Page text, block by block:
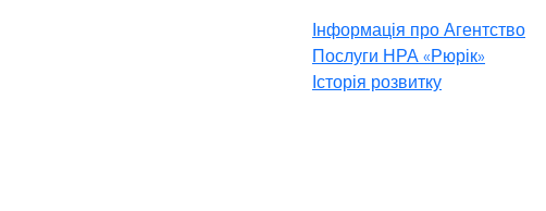
Інформація про Агентство
Послуги НРА «Рюрік»
Історія розвитку